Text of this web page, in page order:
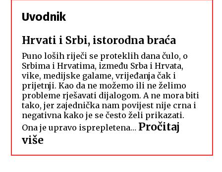
Uvodnik
Hrvati i Srbi, istorodna braća
Puno loših riječi se proteklih dana čulo, o
Srbima i Hrvatima, između Srba i Hrvata,
vike, medijske galame, vrijeđanja čak i
prijetnji. Kao da ne možemo ili ne želimo
probleme rješavati dijalogom. A ne mora biti
tako, jer zajednička nam povijest nije crna i
negativna kako je se često želi prikazati.
Ona je upravo isprepletena… Pročitaj
više:
Hrvati